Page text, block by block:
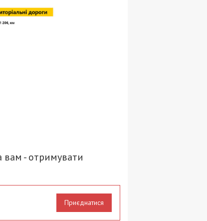
вам - отримувати
Приєднатися